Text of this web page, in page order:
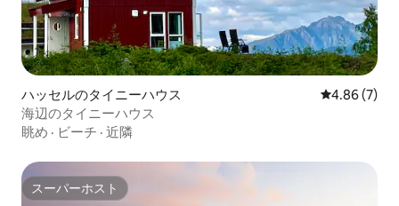
ハッセルのタイニーハウス レビュー7
4.86 (7)
海辺のタイニーハウス
眺め · ビーチ · 近隣
スーパーホスト
スーパーホスト